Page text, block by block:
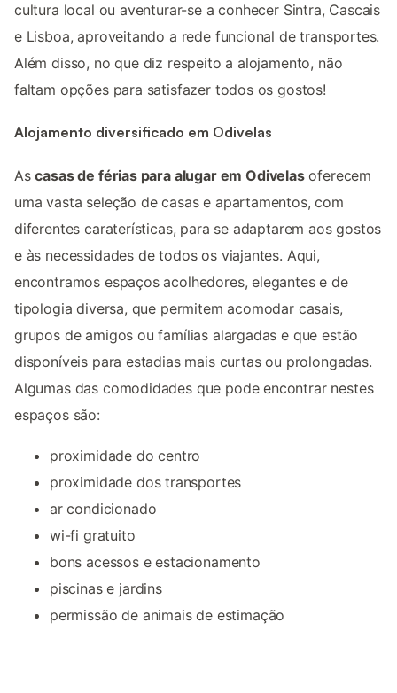
cultura local ou aventurar-se a conhecer Sintra, Cascais
e Lisboa, aproveitando a rede funcional de transportes.
Além disso, no que diz respeito a alojamento, não
faltam opções para satisfazer todos os gostos!
Alojamento diversificado em Odivelas
Ascasas de férias para alugar em Odivelasoferecem
uma vasta seleção de casas e apartamentos, com
diferentes caraterísticas, para se adaptarem aos gostos
e às necessidades de todos os viajantes. Aqui,
encontramos espaços acolhedores, elegantes e de
tipologia diversa, que permitem acomodar casais,
grupos de amigos ou famílias alargadas e que estão
disponíveis para estadias mais curtas ou prolongadas.
Algumas das comodidades que pode encontrar nestes
espaços são:
proximidade do centro
proximidade dos transportes
ar condicionado
wi-fi gratuito
bons acessos e estacionamento
piscinas e jardins
permissão de animais de estimação